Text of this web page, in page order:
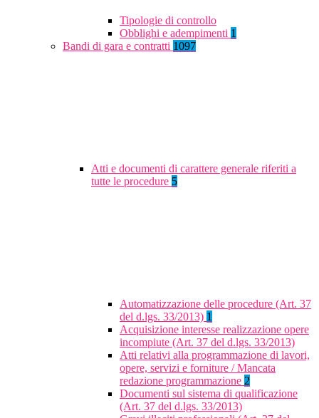
Tipologie di controllo
Obblighi e adempimenti 1
Bandi di gara e contratti 1097
Atti e documenti di carattere generale riferiti a
tutte le procedure 5
Automatizzazione delle procedure (Art. 37
del d.lgs. 33/2013) 1
Acquisizione interesse realizzazione opere
incompiute (Art. 37 del d.lgs. 33/2013)
Atti relativi alla programmazione di lavori,
opere, servizi e forniture / Mancata
redazione programmazione 2
Documenti sul sistema di qualificazione
(Art. 37 del d.lgs. 33/2013)